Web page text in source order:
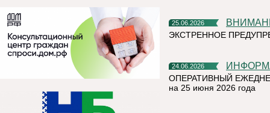
25.06.2026
ЭКСТРЕННОЕ
24.06.2026
ОПЕРАТИВНЫЙ
на 25 июня 2026 года